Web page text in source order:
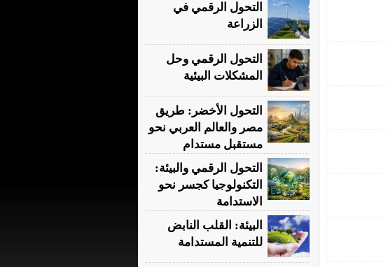
التحول الرقمي في
الزراعة
التحول الرقمي وحل
المشكلات البيئية
التحول الأخضر: طريق
مصر والعالم العربي نحو
مستقبل مستدام
التحول الرقمي والبيئة:
التكنولوجيا كجسر نحو
الاستدامة
البيئة: القلب النابض
للتنمية المستدامة